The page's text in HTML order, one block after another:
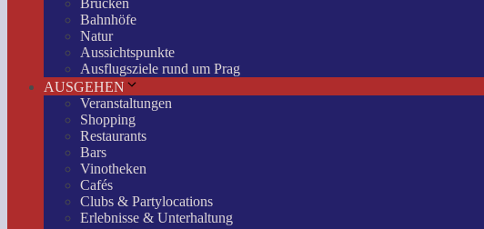
Brücken
Bahnhöfe
Natur
Aussichtspunkte
Ausflugsziele rund um Prag
AUSGEHEN
Veranstaltungen
Shopping
Restaurants
Bars
Vinotheken
Cafés
Clubs & Partylocations
Erlebnisse & Unterhaltung